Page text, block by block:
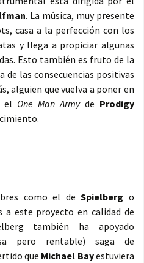
. La música, muy presente
casa a la perfección con los
y llega a propiciar algunas
Esto también es fruto de la
de las consecuencias positivas
alguien que vuelva a poner en
el One Man Armyde Prodigy
como el deSpielberg o
a este proyecto en calidad de
también ha apoyado
pero rentable) saga de
que Michael Bayestuviera